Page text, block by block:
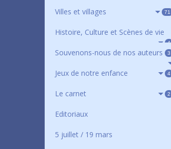
Villes et villages 71
Histoire, Culture et Scènes de vie
4
Souvenons-nous de nos auteurs 3
Jeux de notre enfance 4
Le carnet 2
Editoriaux
5 juillet / 19 mars